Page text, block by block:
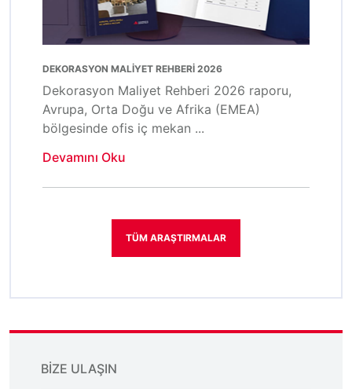
DEKORASYON MALİYET REHBERİ 2026
Dekorasyon Maliyet Rehberi 2026 raporu,
Avrupa, Orta Doğu ve Afrika (EMEA)
bölgesinde ofis iç mekan ...
Devamını Oku
TÜM ARAŞTIRMALAR
BIZE ULAŞIN